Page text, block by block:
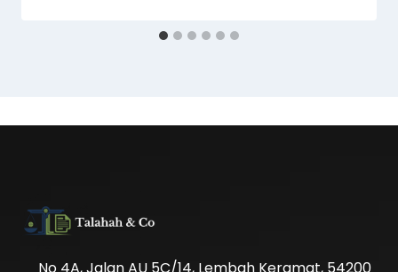
No 4A, Jalan AU 5C/14, Lembah Keramat, 54200